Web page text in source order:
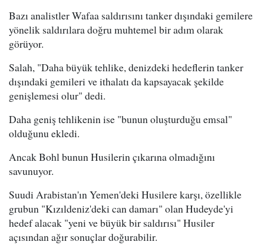
Bazı analistler Wafaa saldırısını tanker dışındaki gemilere
yönelik saldırılara doğru muhtemel bir adım olarak
görüyor.
Salah, "Daha büyük tehlike, denizdeki hedeflerin tanker
dışındaki gemileri ve ithalatı da kapsayacak şekilde
genişlemesi olur" dedi.
Daha geniş tehlikenin ise "bunun oluşturduğu emsal"
olduğunu ekledi.
Ancak Bohl bunun Husilerin çıkarına olmadığını
savunuyor.
Suudi Arabistan'ın Yemen'deki Husilere karşı, özellikle
grubun "Kızıldeniz'deki can damarı" olan Hudeyde'yi
hedef alacak "yeni ve büyük bir saldırısı" Husiler
açısından ağır sonuçlar doğurabilir.